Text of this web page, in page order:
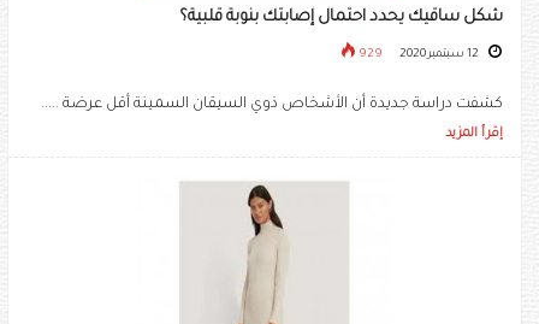
شكل ساقيك يحدد احتمال إصابتك بنوبة قلبية؟
929
كشفت دراسة جديدة أن الأشخاص ذوي السيقان السمينة أقل عرضة .....
إقرأ المزيد